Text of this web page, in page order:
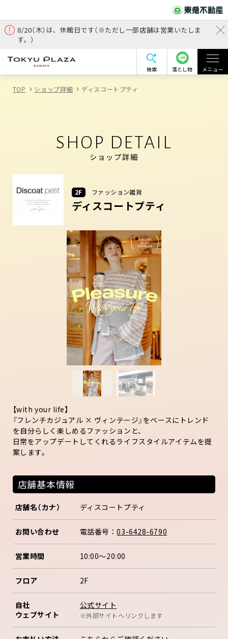
8/20（木）は、休館日です（※ただし一部店舗は営業いたしま
す。）
検索 落とし物 メニュー
TOP ショップ詳細 ディスコートプティ
SHOP DETAIL
ショップ詳細
2F ファッション雑貨
ディスコートプティ
【with your life】
『フレンチカジュアル × ヴィンテージ』をベースにトレンド
を自分らしく楽しめるファッションと、
日常をアップデートしてくれるライフスタイルアイテムを提
案します。
店舗基本情報
店舗名（カナ） ディスコートプティ
お問い合わせ 電話番号：03-6428-6790
営業時間 10:00～20:00
フロア 2F
自社
ウェブサイト
公式サイト
※外部サイトへリンクします